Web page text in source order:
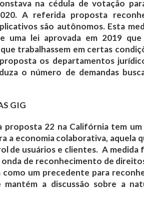
na cédula de votação
A referida proposta
são autônomos. Esta
uma lei aprovada em 2019
trabalhassem em certas
os departamentos
o número de demandas
GIG
proposta 22 na Califórnia tem
a economia colaborativa, aquela
de usuários e clientes. A medida
de reconhecimento de
como um precedente para
a discussão sobre a